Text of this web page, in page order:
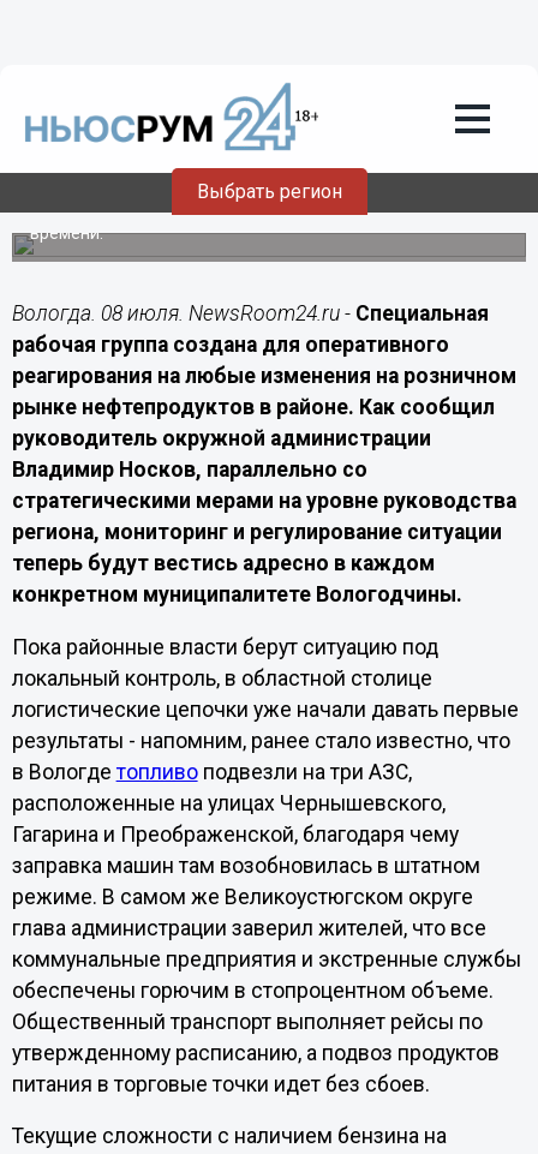
Выбрать регион
В Великоустюгском округе
сформировали оперативный штаб по
контролю за топливом
Местные власти начали отслеживать обстановку на
автозаправках муниципалитета в режиме реального
времени.
Вологда. 08 июля. NewsRoom24.ru - Специальная
рабочая группа создана для оперативного
реагирования на любые изменения на розничном
рынке нефтепродуктов в районе. Как сообщил
руководитель окружной администрации
Владимир Носков, параллельно со
стратегическими мерами на уровне руководства
региона, мониторинг и регулирование ситуации
теперь будут вестись адресно в каждом
конкретном муниципалитете Вологодчины.
Пока районные власти берут ситуацию под
локальный контроль, в областной столице
логистические цепочки уже начали давать первые
результаты - напомним, ранее стало известно, что
в Вологде топливоподвезли на три АЗС,
расположенные на улицах Чернышевского,
Гагарина и Преображенской, благодаря чему
заправка машин там возобновилась в штатном
режиме. В самом же Великоустюгском округе
глава администрации заверил жителей, что все
коммунальные предприятия и экстренные службы
обеспечены горючим в стопроцентном объеме.
Общественный транспорт выполняет рейсы по
утвержденному расписанию, а подвоз продуктов
питания в торговые точки идет без сбоев.
Текущие сложности с наличием бензина на